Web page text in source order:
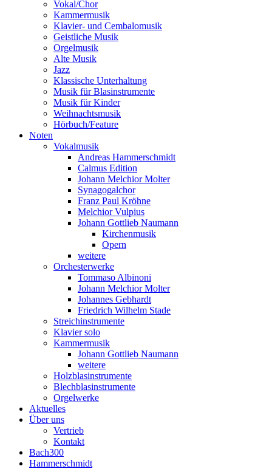
Vokal/Chor
Kammermusik
Klavier- und Cembalomusik
Geistliche Musik
Orgelmusik
Alte Musik
Jazz
Klassische Unterhaltung
Musik für Blasinstrumente
Musik für Kinder
Weihnachtsmusik
Hörbuch/Feature
Noten
Vokalmusik
Andreas Hammerschmidt
Calmus Edition
Johann Melchior Molter
Synagogalchor
Franz Paul Kröhne
Melchior Vulpius
Johann Gottlieb Naumann
Kirchenmusik
Opern
weitere
Orchesterwerke
Tommaso Albinoni
Johann Melchior Molter
Johannes Gebhardt
Friedrich Wilhelm Stade
Streichinstrumente
Klavier solo
Kammermusik
Johann Gottlieb Naumann
weitere
Holzblasinstrumente
Blechblasinstrumente
Orgelwerke
Aktuelles
Über uns
Vertrieb
Kontakt
Bach300
Hammerschmidt